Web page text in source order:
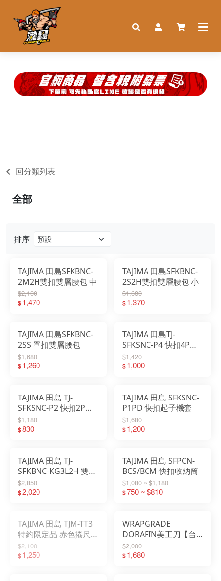
回分類列表
排序
TAJIMA 田島SFKBNC-
2M2H雙扣雙層腰包 中
$2,100
$1,470
TAJIMA 田島SFKBNC-
2S2H雙扣雙層腰包 小
$1,680
$1,370
TAJIMA 田島SFKBNC-
2SS 單扣雙層腰包
$1,680
$1,260
TAJIMA 田島TJ-
SFKSNC-P4 快扣4P鉗
袋
$1,420
$1,000
TAJIMA 田島 TJ-
SFKSNC-P2 快扣2P鉗
袋
$1,180
$830
TAJIMA 田島 SFKSNC-
P1PD 快扣起子機套
$1,680
$1,200
TAJIMA 田島 TJ-
SFKBNC-KG3L2H 雙扣
三層腰包 大
$2,850
$2,020
TAJIMA 田島 SFPCN-
BCS/BCM 快扣收納筒
$1,080 ~ $1,180
$750 ~ $810
TAJIMA 田島 TJM-TT3
特約限定品 赤色捲尺快
扣組
$2,100
$1,250
WRAPGRADE
DORAFIN美工刀【台
灣紀念款】DF510N專
用
$2,000
$1,680
全部